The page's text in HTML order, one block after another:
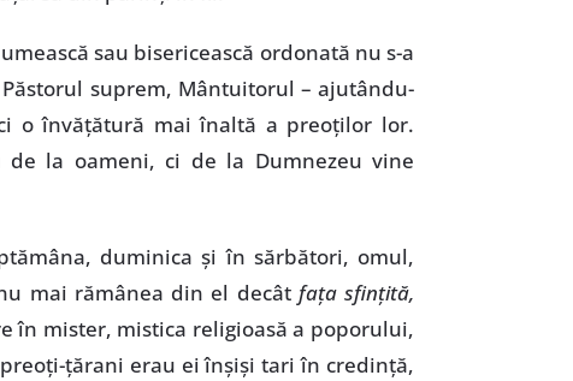
sau bisericească ordonată nu s-a
suprem, Mântuitorul – ajutându-
o învăţătură mai înaltă a preoţilor lor.
la oameni, ci de la Dumnezeu vine
duminica şi în sărbători, omul,
mai rămânea din el decât faţa sfinţită,
în mister, mistica religioasă a poporului,
ţărani erau ei înşişi tari în credinţă,